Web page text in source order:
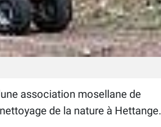
association mosellane de
de la nature à Hettange.